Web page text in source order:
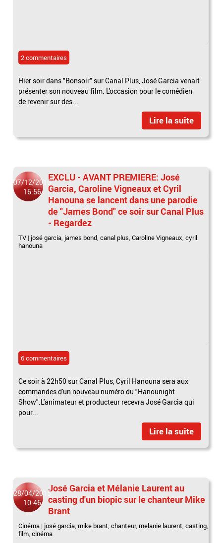
2 commentaires
Hier soir dans "Bonsoir" sur Canal Plus, José Garcia venait
présenter son nouveau film. L'occasion pour le comédien
de revenir sur des...
Lire la suite
07/12/2016
16:56
EXCLU - AVANT PREMIERE: José
Garcia, Caroline Vigneaux et Cyril
Hanouna se lancent dans une parodie
de "James Bond" ce soir sur Canal Plus
- Regardez
TV | josé garcia, james bond,canal plus,Caroline Vigneaux,cyril
hanouna
6 commentaires
Ce soir à 22h50 sur Canal Plus, Cyril Hanouna sera aux
commandes d'un nouveau numéro du "Hanounight
Show".L'animateur et producteur recevra José Garcia qui
pour...
Lire la suite
28/04/2015
10:46
José Garcia et Mélanie Laurent au
casting d'un biopic sur le chanteur Mike
Brant
Cinéma | josé garcia mike brant ,chanteur, melanie laurent ,casting
film ,cinéma